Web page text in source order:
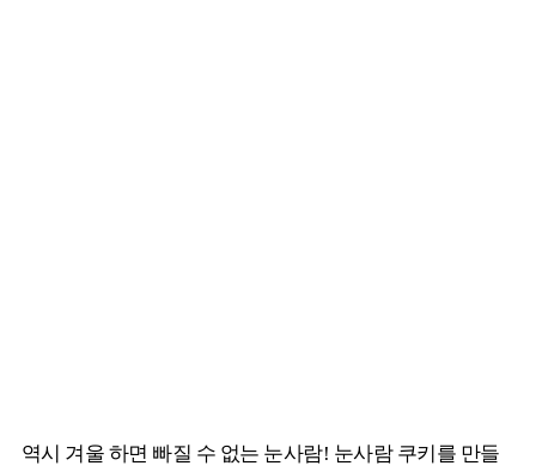
역시 겨울 하면 빠질 수 없는 눈사람! 눈사람 쿠키를 만들